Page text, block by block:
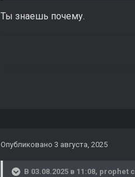
Ты знаешь почему.
Опубликовано 3 августа, 2025
В 03.08.2025 в 11:08, prophet